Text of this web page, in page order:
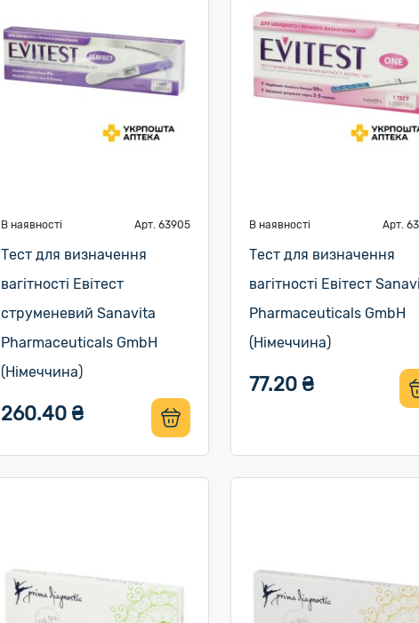
В наявності Арт. 63905
Тест для визначення
вагітності Евітест
струменевий Sanavita
Pharmaceuticals GmbH
(Німеччина)
260.40 ₴
В наявності Арт.
Тест для визначення
вагітності Евітест
Pharmaceuticals GmbH
(Німеччина)
77.20 ₴